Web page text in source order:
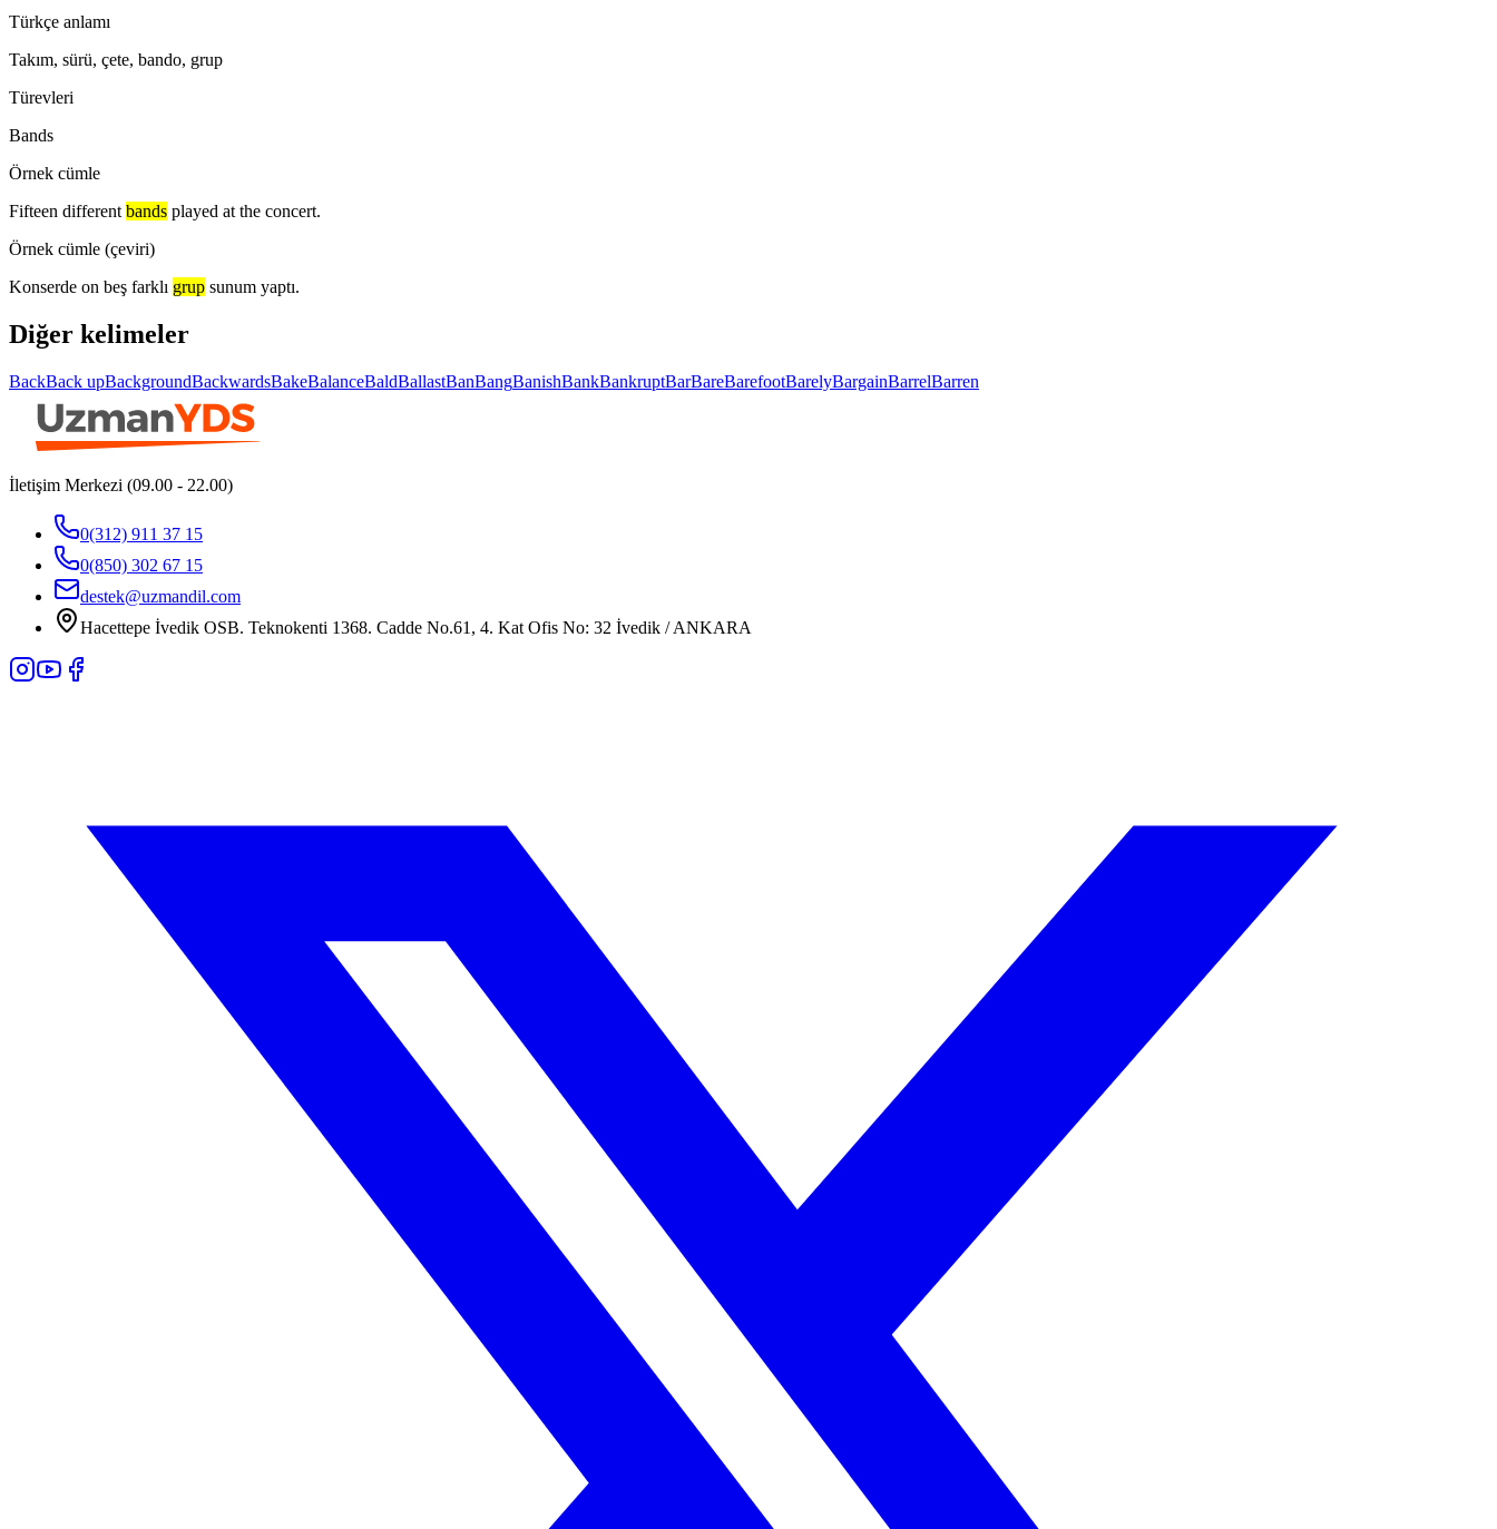
Türkçe anlamı
Takım, sürü, çete, bando, grup
Türevleri
Bands
Örnek cümle
Fifteen different bands played at the concert.
Örnek cümle (çeviri)
Konserde on beş farklı grup sunum yaptı.
Diğer kelimeler
BackBack upBackgroundBackwardsBakeBalanceBaldBallastBanBangBanishBankBankruptBarBareBarefootBarelyBargainBarrelBarren
İletişim Merkezi (09.00 - 22.00)
0(312) 911 37 15
0(850) 302 67 15
destek@uzmandil.com
Hacettepe İvedik OSB. Teknokenti 1368. Cadde No.61, 4. Kat Ofis No: 32 İvedik / ANKARA